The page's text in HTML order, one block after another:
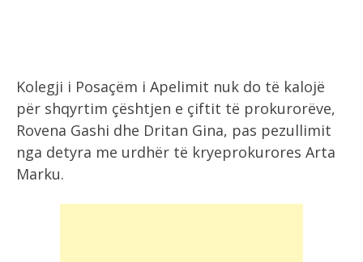
Kolegji i Posaçëm i Apelimit nuk do të kalojë
për shqyrtim çështjen e çiftit të prokurorëve,
Rovena Gashi dhe Dritan Gina, pas pezullimit
nga detyra me urdhër të kryeprokurores Arta
Marku.